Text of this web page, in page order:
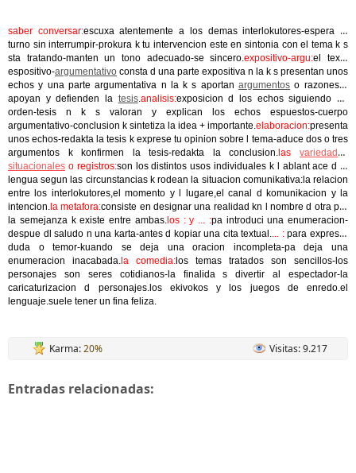
saber conversar:escuxa atentemente a los demas interlokutores-espera tu
turno sin interrumpir-prokura k tu intervencion este en sintonia con el tema k s
sta tratando-manten un tono adecuado-se sincero.expositivo-argu:el texto
espositivo-argumentativo consta d una parte expositiva n la k s presentan unos
echos y una parte argumentativa n la k s aportanargumentos o razones k
apoyan y defienden la tesis.analisis:exposicion d los echos siguiendo un
orden-tesis n k s valoran y explican los echos espuestos-cuerpo
argumentativo-conclusion k sintetiza la idea + importante.elaboracion:presenta
unos echos-redakta la tesis k exprese tu opinion sobre l tema-aduce dos o tres
argumentos k konfirmen la tesis-redakta la conclusion. lasvariedades
situacionales o registros:son los distintos usos individuales k l ablant ace d la
lengua segun las circunstancias k rodean la situacion comunikativa:la relacion
entre los interlokutores,el momento y l lugare,el canal d komunikacion y la
intencion. la metafora:consiste en designar una realidad kn l nombre d otra por
la semejanza k existe entre ambas.los : y ... :pa introduci una enumeracion-
despue dl saludo n una karta-antes d kopiar una cita textual.... :para expresar
duda o temor-kuando se deja una oracion incompleta-pa deja una
enumeracion inacabada. la comedia: los temas tratados son sencillos-los
personajes son seres cotidianos-la finalida s divertir al espectador-la
caricaturizacion d personajes.los ekivokos y los juegos de enredo.el
lenguaje.suele tener un fina feliza.
Karma:20% Visitas: 9.217
Entradas relacionadas: